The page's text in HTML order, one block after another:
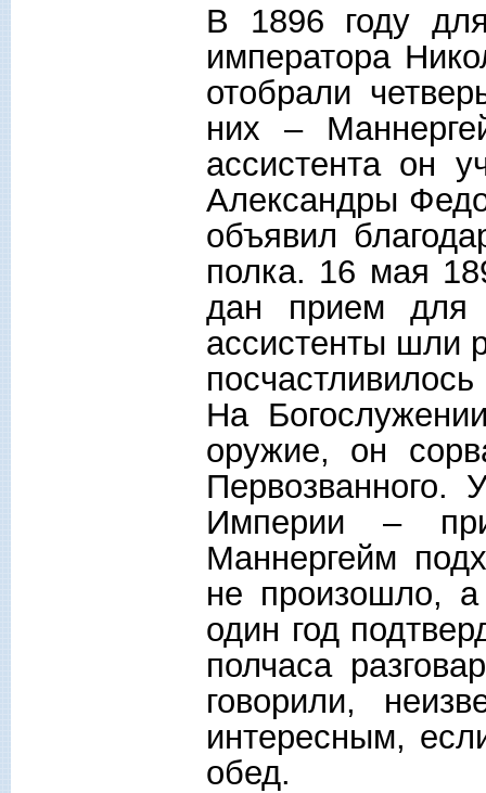
В 1896 году
императора
отобрали
них –
ассистента он
Александры
объявил
полка. 16 мая
дан прием для
ассистенты шли
На
оружие, он
Первозванного.
Империи –
Маннергейм
не произошло,
один год
полчаса
говорили,
интересным,
обед.